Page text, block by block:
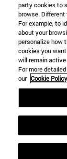
party cookies to
browse.
For example, to
about your
personalize how
cookies you
will remain
For more
our Cookie